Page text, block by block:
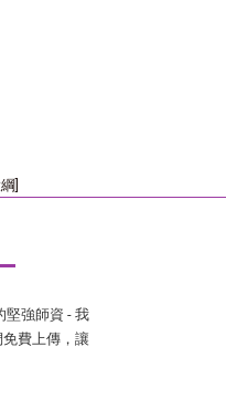
]
堅強師資 - 我
費上傳，讓